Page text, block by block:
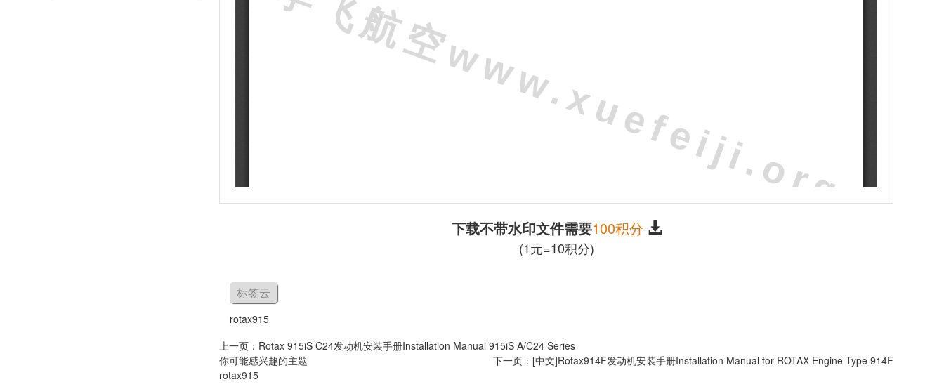
下载不带水印文件需要100积分
(1元=10积分)
标签云
rotax915
上一页： Rotax 915iS C24发动机安装手册Installation Manual 915iS A/C24 Series
下一页： [中文]Rotax914F发动机安装手册Installation Manual for ROTAX Engine Type 914F
你可能感兴趣的主题
rotax915